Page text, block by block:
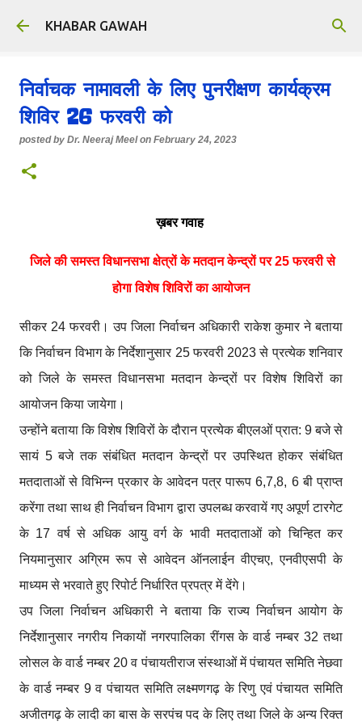
Skip to main content
KHABAR GAWAH
निर्वाचक नामावली के लिए पुनरीक्षण कार्यक्रम
शिविर 26 फरवरी को
posted by Dr. Neeraj Meel on February 24, 2023
ख़बर गवाह
जिले की समस्त विधानसभा क्षेत्रों के मतदान केन्द्रों पर 25 फरवरी से
होगा विशेष शिविरों का आयोजन
सीकर 24 फरवरी। उप जिला निर्वाचन अधिकारी राकेश कुमार ने बताया
कि निर्वाचन विभाग के निर्देशानुसार 25 फरवरी 2023 से प्रत्येक शनिवार
को जिले के समस्त विधानसभा मतदान केन्द्रों पर विशेष शिविरों का
आयोजन किया जायेगा।
उन्होंने बताया कि विशेष शिविरों के दौरान प्रत्येक बीएलओं प्रात: 9 बजे से
सायं 5 बजे तक संबंधित मतदान केन्द्रों पर उपस्थित होकर संबंधित
मतदाताओं से विभिन्न प्रकार के आवेदन पत्र पारूप 6,7,8, 6 बी प्राप्त
करेंगा तथा साथ ही निर्वाचन विभाग द्वारा उपलब्ध करवायें गए अपूर्ण टारगेट
के 17 वर्ष से अधिक आयु वर्ग के भावी मतदाताओं को चिन्हित कर
नियमानुसार अग्रिम रूप से आवेदन ऑनलाईन वीएचए, एनवीएसपी के
माध्यम से भरवाते हुए रिपोर्ट निर्धारित प्रपत्र में देंगे।
उप जिला निर्वाचन अधिकारी ने बताया कि राज्य निर्वाचन आयोग के
निर्देशानुसार नगरीय निकायों नगरपालिका रींगस के वार्ड नम्बर 32 तथा
लोसल के वार्ड नम्बर 20 व पंचायतीराज संस्थाओं में पंचायत समिति नेछवा
के वार्ड नम्बर 9 व पंचायत समिति लक्ष्मणगढ़ के रिणु एवं पंचायत समिति
अजीतगढ़ के लादी का बास के सरपंच पद के लिए तथा जिले के अन्य रिक्त